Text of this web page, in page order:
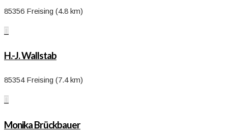
85356 Freising (4.8 km)

H.-J. Wallstab
85354 Freising (7.4 km)

Monika Brückbauer